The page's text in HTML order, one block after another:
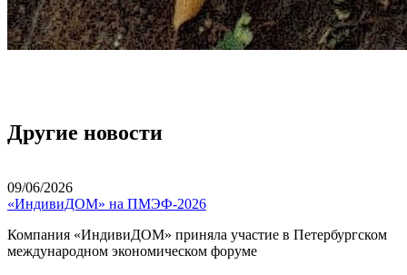
Другие новости
09/06/2026
«ИндивиДОМ» на ПМЭФ-2026
Компания «ИндивиДОМ» приняла участие в Петербургском
международном экономическом форуме